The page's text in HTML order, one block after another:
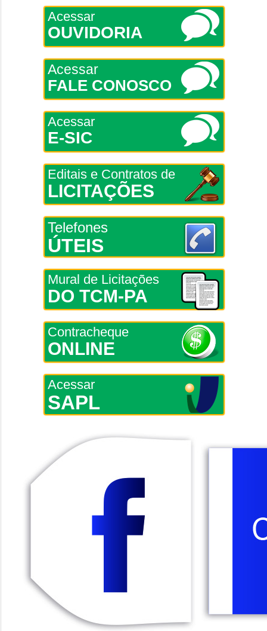
Acessar
OUVIDORIA
Acessar
FALE CONOSCO
Acessar
E-SIC
Editais e Contratos de
LICITAÇÕES
Telefones
ÚTEIS
Mural de Licitações
DO TCM-PA
Contracheque
ONLINE
Acessar
SAPL